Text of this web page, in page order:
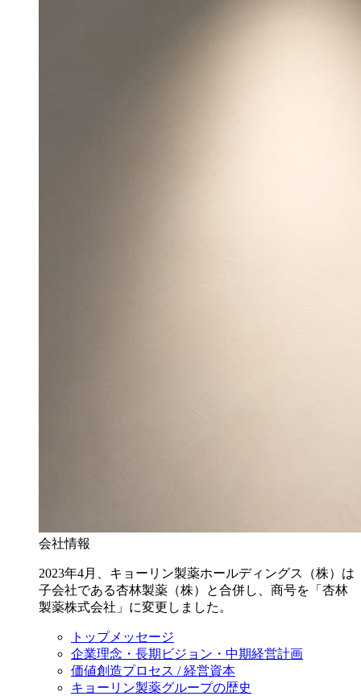
会社情報
2023年4月、キョーリン製薬ホールディングス（株）は
子会社である杏林製薬（株）と合併し、商号を「杏林
製薬株式会社」に変更しました。
トップメッセージ
企業理念・長期ビジョン・中期経営計画
価値創造プロセス / 経営資本
キョーリン製薬グループの歴史